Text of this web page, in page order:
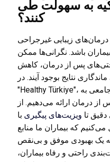
به سهولت طی
کنند؟
درمان‌های زیبایی غیرجراحی
باشد. نگرانی‌ها ممکن
پس از درمان، کاهش
نتایج بوجود آیند. در
"Healthy Türkiye"، ما راهنمایی‌ها و پشتیبانی جامعی به
درمان ارائه می‌دهیم. از
تا ویزیت‌های پیگیری با
که بیماران ما منابع
یک بهبودی موفق و بی‌نقص
راحتی و رفاه بیماران،